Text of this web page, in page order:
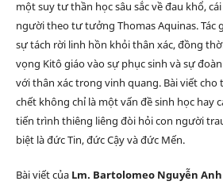
một suy tư thần học sâu sắc về đau khổ,
người theo tư tưởng Thomas Aquinas. Tác
sự tách rời linh hồn khỏi thân xác, đồng
vọng Kitô giáo vào sự phục sinh và sự
với thân xác trong vinh quang. Bài viết cho
chết không chỉ là một vấn đề sinh học hay
tiến trình thiêng liêng đòi hỏi con người
biệt là đức Tin, đức Cậy và đức Mến.
Bài viết của Lm. Bartolomeo Nguyễn Anh